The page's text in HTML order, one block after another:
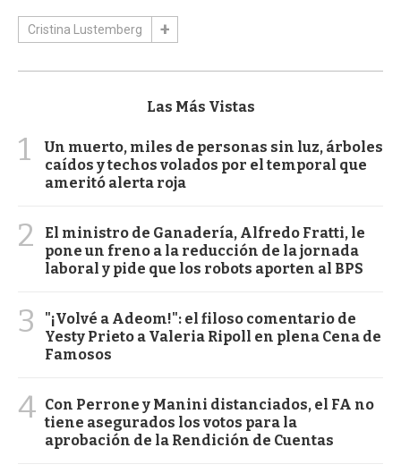
Cristina Lustemberg
Las Más Vistas
1
Un muerto, miles de personas sin luz, árboles
caídos y techos volados por el temporal que
ameritó alerta roja
2
El ministro de Ganadería, Alfredo Fratti, le
pone un freno a la reducción de la jornada
laboral y pide que los robots aporten al BPS
3
"¡Volvé a Adeom!": el filoso comentario de
Yesty Prieto a Valeria Ripoll en plena Cena de
Famosos
4 Con Perrone y Manini distanciados, el FA no
tiene asegurados los votos para la
aprobación de la Rendición de Cuentas